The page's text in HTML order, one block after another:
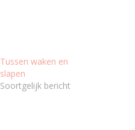
Tussen waken en
slapen
Soortgelijk bericht